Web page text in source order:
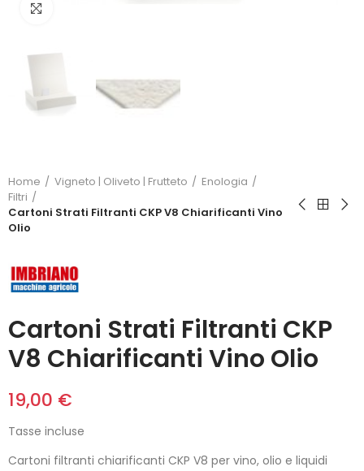
Home Vigneto | Oliveto | Frutteto
Enologia
Filtri
Cartoni Strati Filtranti CKP V8 Chiarificanti Vino
Olio
Cartoni Strati Filtranti CKP
V8 Chiarificanti Vino Olio
19,00 €
Tasse incluse
Cartoni filtranti chiarificanti CKP V8 per vino, olio e liquidi